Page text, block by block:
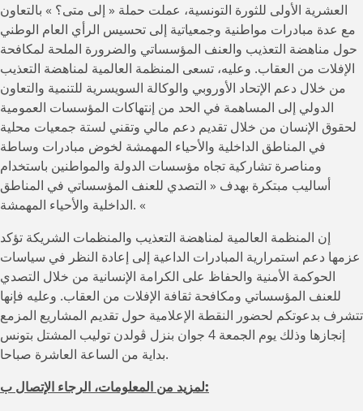
العشرية الأولى للثورة التونسية، عملت حملة « إلى متى؟ » بالتعاون
مع عدة مبادرات مواطنية وجمعياتية إلى تحسيس الرأي العام الوطني
حول مناهضة التعذيب والعنف المؤسساتي والضرورة الملحة لمكافحة
الإفلات من العقاب. وعليه، تسعى المنظمة العالمية لمناهضة التعذيب
من خلال دعم الإتحاد الأوروبي والوكالة السويسرية للتنمية والتعاون
الدولي إلى المساهمة في الحد من إنتهاكات المؤسسات العمومية
لحقوق الإنسان من خلال تقديم دعم مالي وتقني لستة جمعيات محلية
في المناطق الداخلية والأحياء المهمشة لخوض مبادرات وساطة
ومناصرة تشاركية تجاه مؤسسات الدولة والمواطنين باستخدام
أساليب مبتكرة بهدف « التصدي للعنف المؤسساتي في المناطق
الداخلية والأحياء المهمشة. «
إن المنظمة العالمية لمناهضة التعذيب والمنظمات الشريكة تؤكد
عزمها دعم استمرارية المبادرات الداعية إلى إعادة النظر في سياسات
الحوكمة الأمنية والحفاظ على الكرامة الإنسانية من خلال التصدي
للعنف المؤسساتي ومكافحة ثقافة الإفلات من العقاب. وعليه فإنها
تتشرف بدعوتكم لحضور النقطة الإعلامية حول تقديم المشاريع المزمع
إنجازها وذلك يوم الجمعة 4 جوان بنزل ڤولدن توليب المشتل بتونس
بداية من الساعة العاشرة صباحا.
لمزيد من المعلومات، الرجاء الإتصال ب: